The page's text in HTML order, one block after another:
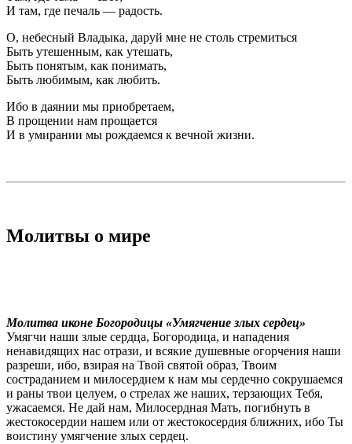
И там, где печаль — радость.
О, небесный Владыка, даруй мне не столь стремиться
Быть утешенным, как утешать,
Быть понятым, как понимать,
Быть любимым, как любить.
Ибо в даянии мы приобретаем,
В прощении нам прощается
И в умирании мы рождаемся к вечной жизни.
Молитвы о мире
Молитва иконе Богородицы «Умягчение злых сердец»
Умягчи наши злые сердца, Богородица, и нападения
ненавидящих нас отрази, и всякие душевные огорчения наши
разреши, ибо, взирая на Твой святой образ, Твоим
состраданием и милосердием к нам мы сердечно сокрушаемся
и раны твои целуем, о стрелах же наших, терзающих Тебя,
ужасаемся. Не дай нам, Милосердная Мать, погибнуть в
жестокосердии нашем или от жестокосердия ближних, ибо Ты
воистину умягчение злых сердец.